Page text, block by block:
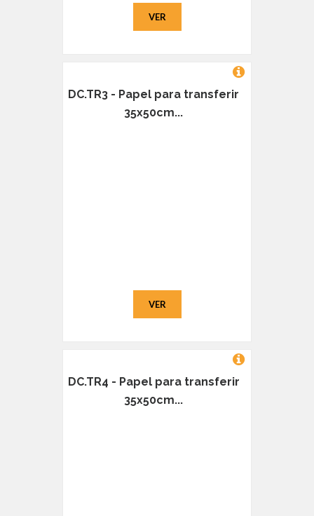
VER
DC.TR3 - Papel para transferir
35x50cm...
VER
DC.TR4 - Papel para transferir
35x50cm...